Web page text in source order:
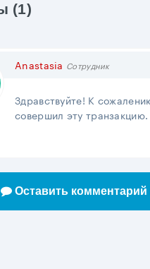
(1)
Anastasia Сотрудник
Здравствуйте! К
совершил эту транзакцию.
Оставить комментарий